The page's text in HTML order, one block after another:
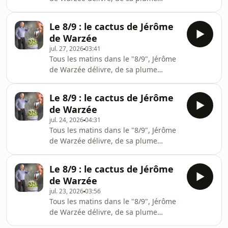
les épisodes du Cactus sur notre
plateforme Auvio.be
https://auvio.rtbf.be/emission/le-
cactus
jour !&nbsp;Merci pour votre écoute
&nbsp;Le Cactus, c'est également en
direct tous les matins de la semaine
&nbsp;vers 8h15 sur
www.rtbf.be/vivacitéRetrouvez tous
les épisodes du Cactus sur notre
plateforme Auvio.be
https://auvio.rtbf.be/emission/le-
cactus
Le 8/9 : le cactus de Jérôme
de Warzée
jul. 27, 202603:41
Tous les matins dans le "8/9", Jérôme
de Warzée délivre, de sa plume
jour !&nbsp;Merci pour votre écoute
&nbsp;Le Cactus, c'est également en
direct tous les matins de la semaine
&nbsp;vers 8h15 sur
www.rtbf.be/vivacitéRetrouvez tous
les épisodes du Cactus sur notre
plateforme Auvio.be
https://auvio.rtbf.be/emission/le-
cactus
Le 8/9 : le cactus de Jérôme
de Warzée
jul. 24, 202604:31
Tous les matins dans le "8/9", Jérôme
de Warzée délivre, de sa plume
jour !&nbsp;Merci pour votre écoute
&nbsp;Le Cactus, c'est également en
direct tous les matins de la semaine
&nbsp;vers 8h15 sur
www.rtbf.be/vivacitéRetrouvez tous
Le 8/9 : le cactus de Jérôme
de Warzée
jul. 23, 202603:56
Tous les matins dans le "8/9", Jérôme
de Warzée délivre, de sa plume